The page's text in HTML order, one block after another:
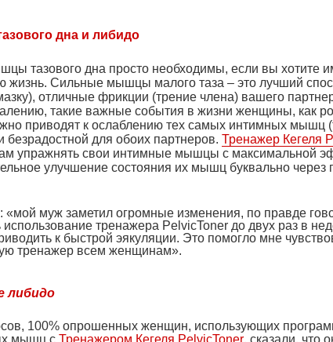
дна и либидо
тазового дна просто необходимы, если вы хотите
жизнь. Сильные мышцы малого таза – это лучший
отличные фрикции (трение члена) вашего
такие важные события в жизни женщины, как
приводят к ослаблению тех самых интимных мышц
безрадостной для обоих партнеров. Тренажер Кегеля
упражнять свои интимные мышцы с максимальной
улучшение состояния их мышц буквально через
«мой муж заметил огромные изменения, по правде
тренажера PelvicToner до двух раз в
к быстрой эякуляции. Это помогло мне
тренажер всем женщинам».
либидо
100% опрошенных женщин, использующих
мышц с Тренажером Кегеля PelvicToner, сказали, что